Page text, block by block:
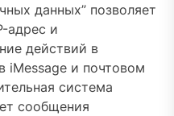
данных” позволяет
адрес и
действий в
iMessage и почтовом
система
сообщения